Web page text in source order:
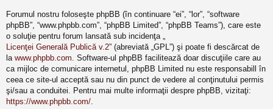
Forumul nostru foloseşte phpBB (în continuare “ei”, “lor”, “software
phpBB”, “www.phpbb.com”, “phpBB Limited”, “phpBB Teams”), care este
o soluţie pentru forum lansată sub incidenţa „
Licenţei Generală Publică v.2” (abreviată „GPL”) şi poate fi descărcat de
la www.phpbb.com . Software-ul phpBB facilitează doar discuţiile care au
ca mijloc de comunicare internetul, phpBB Limited nu este responsabill în
ceea ce site-ul acceptă sau nu din punct de vedere al conţinutului permis
şi/sau a conduitei. Pentru mai multe informaţii despre phpBB, vizitaţi:
https://www.phpbb.com/